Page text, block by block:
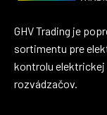
GHV Trading je
sortimentu pre
kontrolu elektrickej
rozvádzačov.